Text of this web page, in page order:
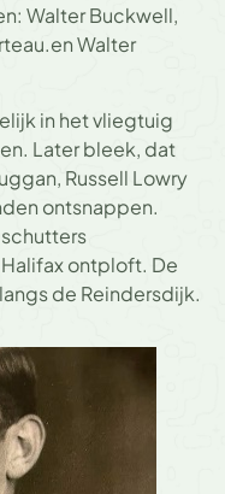
Walter Buckwell,
Walter
in het vliegtuig
Later bleek, dat
Russell Lowry
ontsnappen.
ontploft. De
de Reindersdijk.